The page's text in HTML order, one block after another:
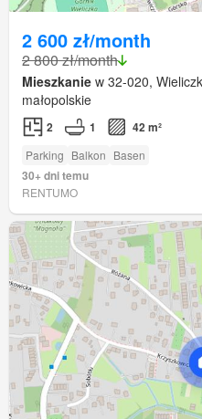
2 600 zł/month
2 800 zł/month
Mieszkanie w 32-020,
małopolskie
2 1 42 m²
Parking Balkon Basen
30+ dni temu
RENTUMO